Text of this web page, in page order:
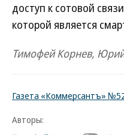
доступ к сотовой
которой является
Тимофей Корнев,
Газета «Коммерсантъ»
Авторы: